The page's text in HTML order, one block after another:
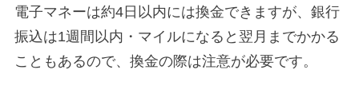
電子マネーは約4日以内には換金できますが、銀行
振込は1週間以内・マイルになると翌月までかかる
こともあるので、換金の際は注意が必要です。